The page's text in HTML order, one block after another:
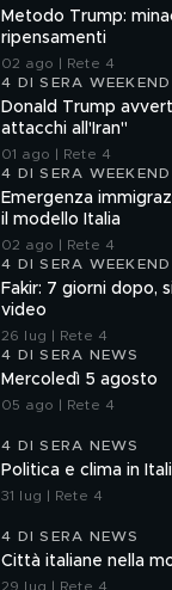
Metodo Trump:
ripensamenti
02 ago | Rete 4
4 DI SERA WEEKEND
Donald Trump
attacchi all'Iran"
01 ago | Rete 4
4 DI SERA WEEKEND
Emergenza
il modello Italia
02 ago | Rete 4
4 DI SERA WEEKEND
Fakir: 7 giorni dopo,
video
26 lug | Rete 4
4 DI SERA NEWS
Mercoledì 5 agosto
05 ago | Rete 4
4 DI SERA NEWS
Politica e clima in
31 lug | Rete 4
4 DI SERA NEWS
Città italiane nella
29 lug | Rete 4